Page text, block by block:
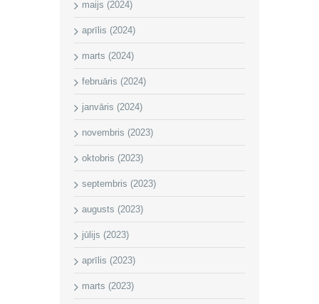
maijs (2024)
aprīlis (2024)
marts (2024)
februāris (2024)
janvāris (2024)
novembris (2023)
oktobris (2023)
septembris (2023)
augusts (2023)
jūlijs (2023)
aprīlis (2023)
marts (2023)